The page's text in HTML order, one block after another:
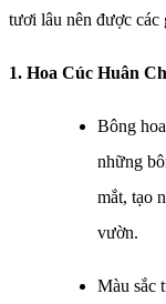
tươi lâu nên được các
1. Hoa Cúc Huân
Bông
những
mắt, tạo
vườn.
Màu sắc